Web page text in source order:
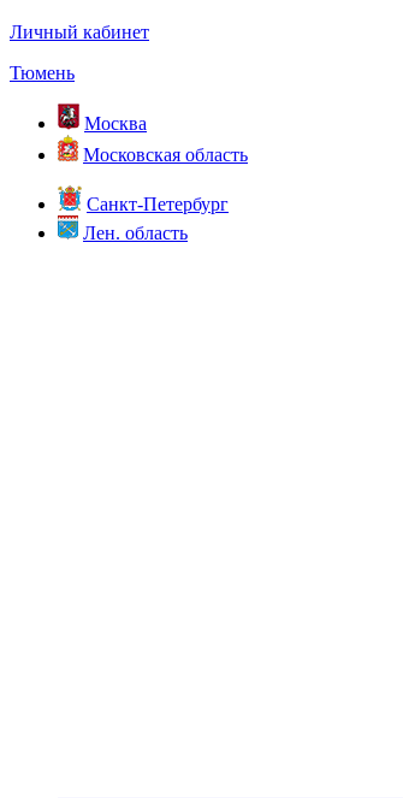
Личный кабинет
Тюмень
Москва
Московская область
Санкт-Петербург
Лен. область